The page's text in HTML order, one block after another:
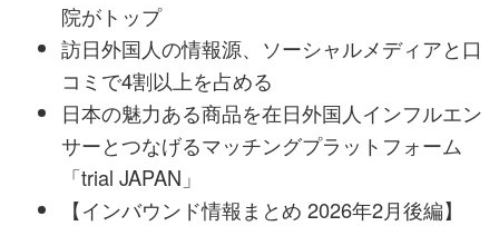
院がトップ
訪日外国人の情報源、ソーシャルメディアと口
コミで4割以上を占める
日本の魅力ある商品を在日外国人インフルエン
サーとつなげるマッチングプラットフォーム
「trial JAPAN」
【インバウンド情報まとめ 2026年2月後編】